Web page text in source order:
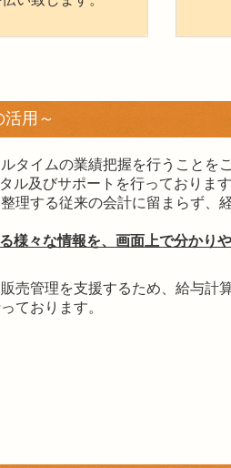
用～
タイムの業績把握を行うことを
ル及びサポートを行っております
理する従来の会計に留まらず、
様々な情報を、画面上で分かり
売管理を支援するため、給与計
ております。